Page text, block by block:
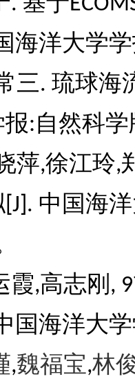
海洋大学
三. 琉球海
:自然科学
萍,徐江玲,
[J]. 中国海
霞,高志刚 ,
国海洋大
,魏福宝,林